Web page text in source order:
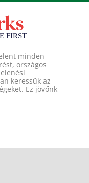
minden
országos
keressük az
Ez jövőnk